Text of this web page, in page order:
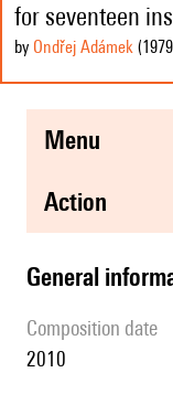
for seventeen
by Ondřej Adámek (1979
menu
action
general
composition date
2010